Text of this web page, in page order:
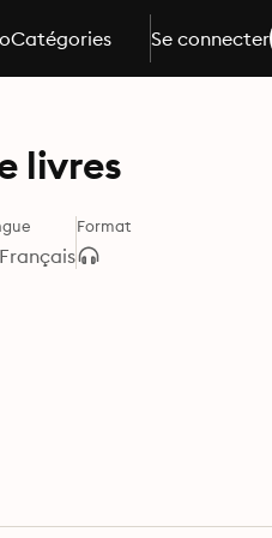
Catégories Se connecter
livres
Français
Format